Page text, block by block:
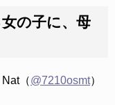
の子に、母
（@7210osmt）